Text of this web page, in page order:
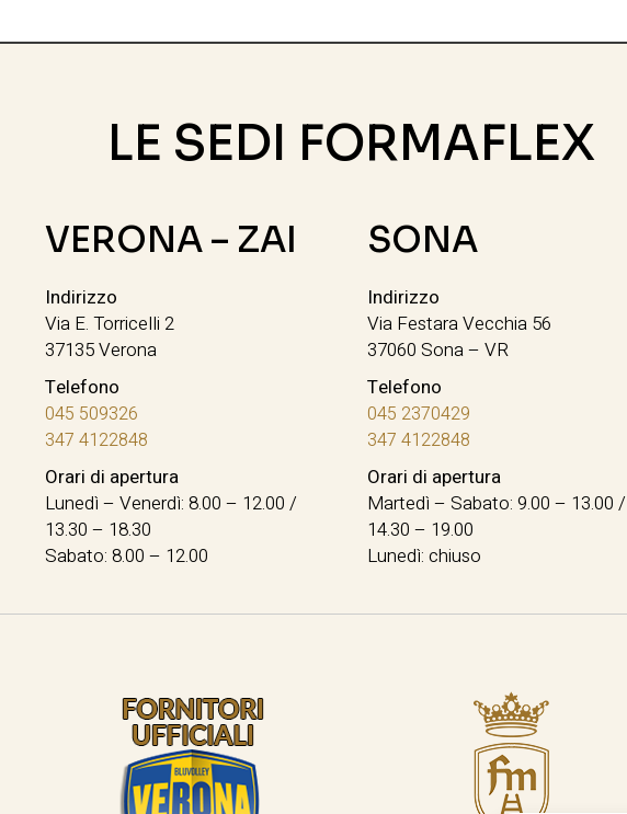
LE SEDI FORMAFLEX
VERONA – ZAI
Indirizzo
Via E. Torricelli 2
37135 Verona
Telefono
045 509326
347 4122848
Orari di apertura
Lunedì – Venerdì: 8.00 – 12.00 /
13.30 – 18.30
Sabato: 8.00 – 12.00
SONA
Indirizzo
Via Festara Vecchia 56
37060 Sona – VR
Telefono
045 2370429
347 4122848
Orari di apertura
Martedì – Sabato: 9.00 – 13.00 /
14.30 – 19.00
Lunedì: chiuso